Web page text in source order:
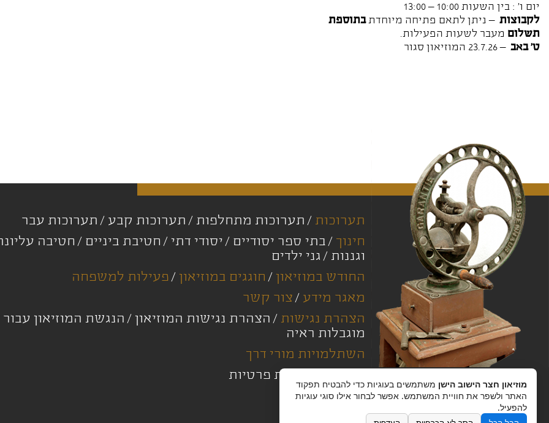
יום ו' : בין השעות 10:00 – 13:00
לקבוצות – ניתן לתאם פתיחה מיוחדתבתוספת
תשלום מעבר לשעות הפעילות.
ט' באב– 23.7.26 המוזיאון סגור
תערוכות תערוכות מתחלפות תערוכות קבע
תערוכות עבר
חינוך
בתי ספר יסודיים יסודי דתי חטיבת ביניים חטיבה
וגננות
גני ילדים
החודש במוזיאון
חוגגים במוזיאון
פעילות למשפחה
מאגר מידע
צור קשר
הצהרת נגישות
הצהרת נגישות המוזיאון
הנגשת המוזיאון
מוגבלות ראיה
השתלמויות מורי דרך
מדיניות פרטיות
מוזיאון חצר הישוב הישן משתמשים בעוגיות כדי להבטיח תפקוד
האתר ולשפר את חוויית המשתמש. אפשר לבחור אילו סוגי עוגיות
להפעיל.